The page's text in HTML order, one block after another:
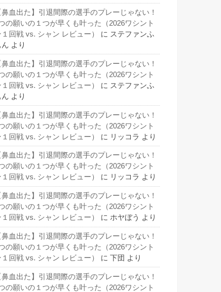
鼻血出た】引退間際の選手のプレーじゃない！
の願いの１つが早くも叶った（2026ワシント
１回戦 vs. シャン レビュー）
に ステファンふ
ん より
鼻血出た】引退間際の選手のプレーじゃない！
の願いの１つが早くも叶った（2026ワシント
１回戦 vs. シャン レビュー）
に ステファンふ
ん より
鼻血出た】引退間際の選手のプレーじゃない！
の願いの１つが早くも叶った（2026ワシント
１回戦 vs. シャン レビュー）
に リッコラ より
鼻血出た】引退間際の選手のプレーじゃない！
の願いの１つが早くも叶った（2026ワシント
１回戦 vs. シャン レビュー）
に リッコラ より
鼻血出た】引退間際の選手のプレーじゃない！
の願いの１つが早くも叶った（2026ワシント
１回戦 vs. シャン レビュー）
に ホヤぼう より
鼻血出た】引退間際の選手のプレーじゃない！
の願いの１つが早くも叶った（2026ワシント
１回戦 vs. シャン レビュー）
に 下団 より
鼻血出た】引退間際の選手のプレーじゃない！
の願いの１つが早くも叶った（2026ワシント